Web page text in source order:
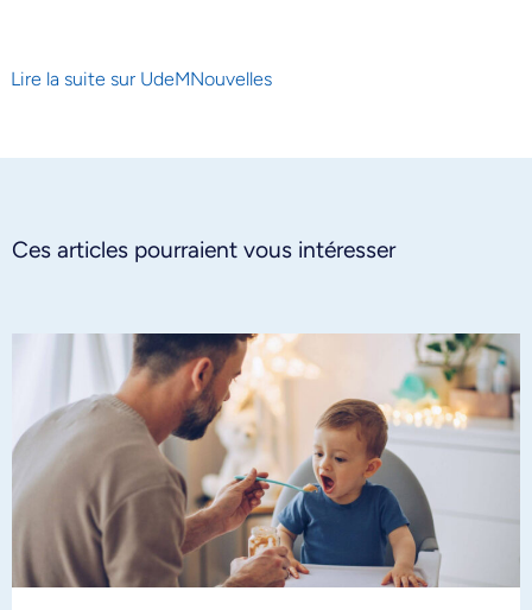
Lire la suite sur UdeMNouvelles
Ces articles pourraient vous intéresser